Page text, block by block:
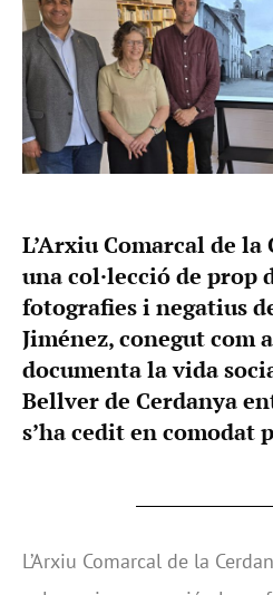
L’Arxiu Comarcal de
una col·lecció de prop
fotografies i negatius
Jiménez, conegut com
documenta la vida
Bellver de Cerdanya
s’ha cedit en comodat
L’Arxiu Comarcal de la